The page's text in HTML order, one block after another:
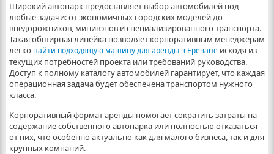
Широкий автопарк предоставляет выбор автомобилей под
любые задачи: от экономичных городских моделей до
внедорожников, минивэнов и специализированного транспорта.
Такая обширная линейка позволяет корпоративным менеджерам
легко найти подходящую машину для аренды в Ереванеисходя из
текущих потребностей проекта или требований руководства.
Доступ к полному каталогу автомобилей гарантирует, что каждая
операционная задача будет обеспечена транспортом нужного
класса.
Корпоративный формат аренды помогает сократить затраты на
содержание собственного автопарка или полностью отказаться
от них, что особенно актуально как для малого бизнеса, так и для
крупных компаний.